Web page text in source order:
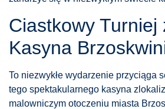
Ciastkowy Turniej
Kasyna
To niezwykłe wydarzenie przyciąga
tego spektakularnego kasyna
malowniczym otoczeniu miasta